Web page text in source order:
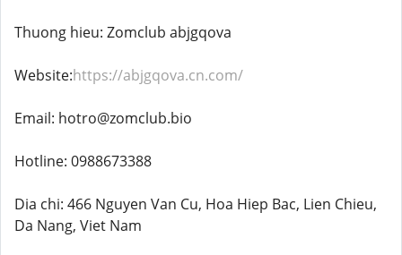
Thuong hieu: Zomclub abjgqova
Website:https://abjgqova.cn.com/
Email: hotro@zomclub.bio
Hotline: 0988673388
Dia chi: 466 Nguyen Van Cu, Hoa Hiep Bac, Lien Chieu,
Da Nang, Viet Nam